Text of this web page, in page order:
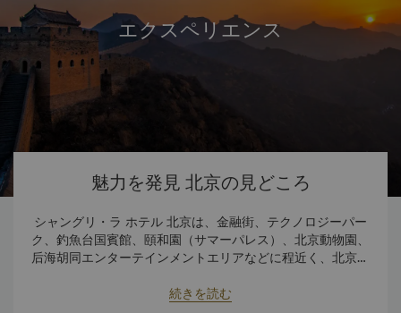
エクスペリエンス
魅力を発見 北京の見どころ
シャングリ・ラ ホテル 北京は、金融街、テクノロジーパー
ク、釣魚台国賓館、頤和園（サマーパレス）、北京動物園、
后海胡同エンターテインメントエリアなどに程近く、北京の
こちらからご覧いただけます。
続きを読む